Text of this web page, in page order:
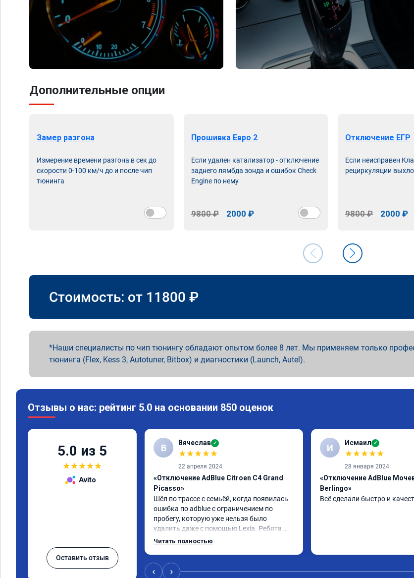
Дополнительные опции
Замер разгона
Измерение времени разгона в сек до
скорости 0-100 км/ч до и после чип
тюнинга
Прошивка Евро 2
Если удален катализатор - отключение
заднего лямбда зонда и ошибок Check
Engine по нему
9800 ₽ 2000 ₽
Отключение ЕГР
Если неисправен
рециркуляции
9800 ₽ 2000 ₽
Стоимость: от 11800 ₽
Наши специалисты по чип тюнингу обладают опытом более 8 лет. Мы применяем только
тюнинга (Flex, Kess 3, Autotuner, Bitbox) и диагностики (Launch, Autel).
Отзывы о нас: рейтинг 5.0 на основании 850 оценок
5.0 из 5
★★★★★
Avito
Оставить отзыв
В Вячеслав ✓
★★★★★
22 апреля 2024
«Отключение AdBlue Citroen C4 Grand
Picasso»
Шёл по трассе с семьёй, когда появилась
ошибка по adblue с ограничением по
пробегу, которую уже нельзя было
удалить даже с помощью Lexia. Ребята
пошли навстречу, оперативно приняли и
Читать полностью
И Исмаил ✓
★★★★★
28 января 2024
«Отключение AdBlue
Berlingo»
Всё сделали быстро и
‹ ›